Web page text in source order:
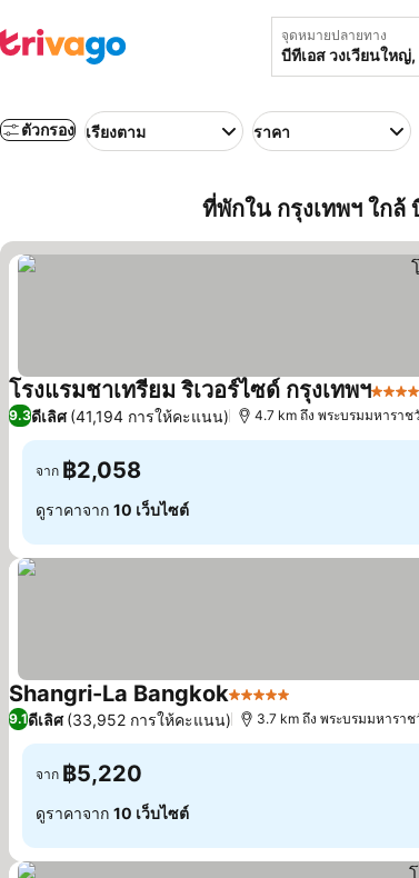
จุดหมายปลายทาง
ตัวกรอง เรียงตาม ราคา
ที่พักใน กรุงเทพฯ ใกล้
โรงแรมชาเทรียม ริเวอร์ไซด์ กรุงเทพฯ5 ดาว
9.3ดีเลิศ (41,194 การให้คะแนน) 4.7 km ถึง พระบรมมหาราช
จาก ฿2,058
ดูราคาจาก 10 เว็บไซต์
Shangri-La Bangkok5 ดาว
9.1ดีเลิศ (33,952 การให้คะแนน) 3.7 km ถึง พระบรมมหาราช
จาก ฿5,220
ดูราคาจาก 10 เว็บไซต์